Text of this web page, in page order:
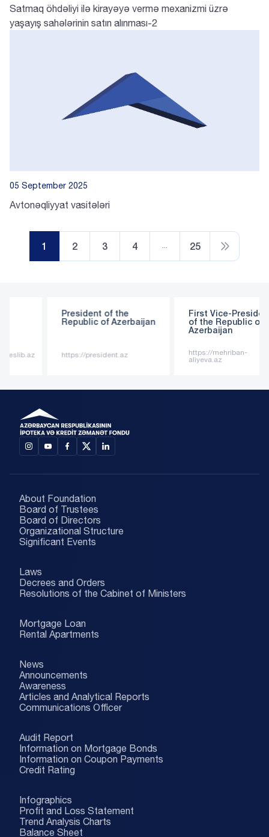
Satmaq öhdəliyi ilə kirayəyə vermə mexanizmi üzrə
yaşayış sahələrinin satın alınması-2
05 September 2025
Avtonəqliyyat vasitələri
1 2 3 4 25
President of the
Republic of Azerbaijan
https://president.az
First Vice-President
of the Republic of
Azerbaijan
https://mehriban-
About Foundation
Board of Trustees
Board of Directors
Organizational Structure
Significant Events
Laws
Decrees and Orders
Resolutions of the Cabinet of Ministers
Mortgage Loan
Rental Apartments
News
Announcements
Awareness
Articles and Analytical Reports
Communications Officer
Audit Report
Information on Mortgage Bonds
Information on Coupon Payments
Credit Rating
Infographics
Profit and Loss Statement
Trend Analysis Charts
Balance Sheet